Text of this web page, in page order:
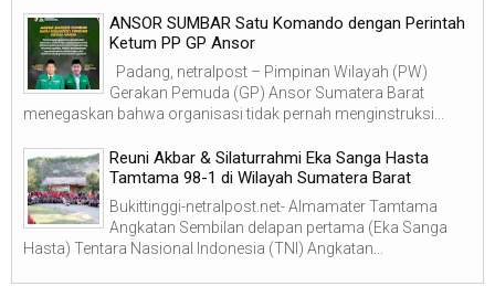
ANSOR SUMBAR Satu Komando dengan Perintah
Ketum PP GP Ansor
Padang, netralpost – Pimpinan Wilayah (PW)
Gerakan Pemuda (GP) Ansor Sumatera Barat
menegaskan bahwa organisasi tidak pernah menginstruksi...
Reuni Akbar & Silaturrahmi Eka Sanga Hasta
Tamtama 98-1 di Wilayah Sumatera Barat
Bukittinggi-netralpost.net- Almamater Tamtama
Angkatan Sembilan delapan pertama (Eka Sanga
Hasta) Tentara Nasional Indonesia (TNI) Angkatan...